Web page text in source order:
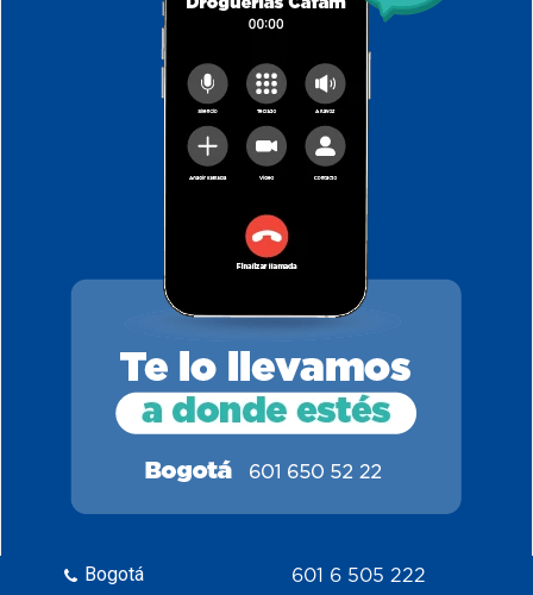
Bogotá
601 6 505 222